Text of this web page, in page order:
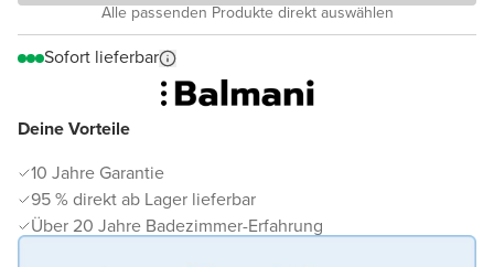
Deine Vorteile
10 Jahre Garantie
95 % direkt ab Lager lieferbar
Über 20 Jahre Badezimmer-Erfahrung
Alle passenden Produkte direkt auswählen
Sofort lieferbar